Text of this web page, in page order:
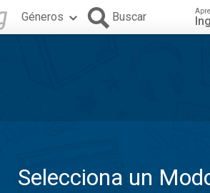
Géneros Buscar
Selecciona un